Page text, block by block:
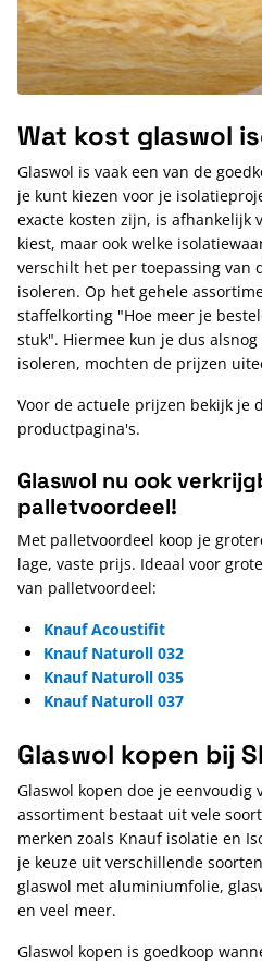
Wat kost glaswol
Glaswol is vaak een van de
je kunt kiezen voor je
exacte kosten zijn, is afhankelijk
kiest, maar ook welke
verschilt het per toepassing van
isoleren. Op het gehele
staffelkorting "Hoe meer je
stuk". Hiermee kun je dus
isoleren, mochten de prijzen
Voor de actuele prijzen bekijk je
productpagina's.
Glaswol nu ook
palletvoordeel!
Met palletvoordeel koop je
lage, vaste prijs. Ideaal voor
van palletvoordeel:
Knauf Acoustifit
Knauf Naturoll 032
Knauf Naturoll 035
Knauf Naturoll 037
Glaswol kopen bij
Glaswol kopen doe je eenvoudig
assortiment bestaat uit vele
merken zoals Knauf isolatie en
je keuze uit verschillende
glaswol met aluminiumfolie,
en veel meer.
Glaswol kopen is goedkoop